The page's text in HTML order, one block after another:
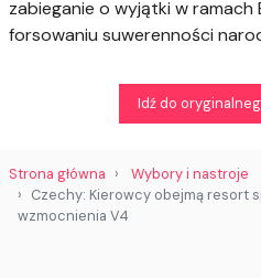
zabieganie o wyjątki w ramach
forsowaniu suwerenności
Idź do
Strona główna
Wybory i nastroje
Czechy: Kierowcy obejmą resort
wzmocnienia V4